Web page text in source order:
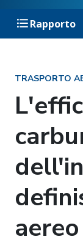
Rapporto
TRASPORTO
aereo